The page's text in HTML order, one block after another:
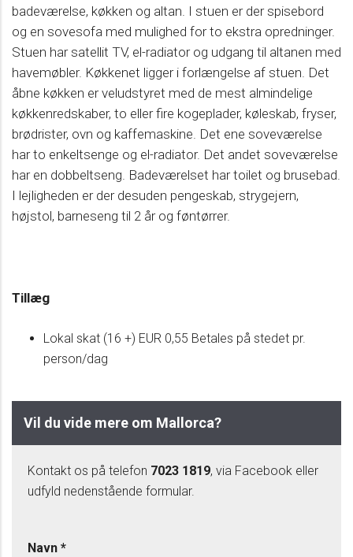
badeværelse, køkken og altan. I stuen er der spisebord
og en sovesofa med mulighed for to ekstra opredninger.
Stuen har satellit TV, el-radiator og udgang til altanen med
havemøbler. Køkkenet ligger i forlængelse af stuen. Det
åbne køkken er veludstyret med de mest almindelige
køkkenredskaber, to eller fire kogeplader, køleskab, fryser,
brødrister, ovn og kaffemaskine. Det ene soveværelse
har to enkeltsenge og el-radiator. Det andet soveværelse
har en dobbeltseng. Badeværelset har toilet og brusebad.
I lejligheden er der desuden pengeskab, strygejern,
højstol, barneseng til 2 år og føntørrer.
Tillæg
Lokal skat (16 +) EUR 0,55 Betales på stedet pr.
person/dag
Vil du vide mere om Mallorca?
Kontakt os på telefon 7023 1819, via Facebook eller
udfyld nedenstående formular.
Navn *